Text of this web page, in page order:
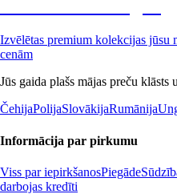
Izvēlētas premium kolekcijas jūsu
cenām
Jūs gaida plašs mājas preču klāsts
ČehijaPolijaSlovākijaRumānija
Informācija par pirkumu
Viss par iepirkšanosPiegāde
darbojas kredīti